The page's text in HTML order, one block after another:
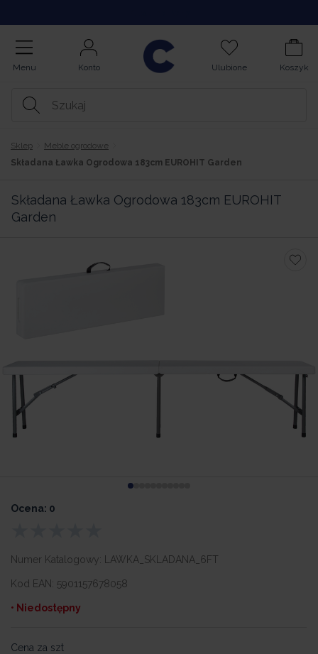
Menu Konto Ulubione Koszyk
Sklep
Meble ogrodowe
Składana Ławka Ogrodowa 183cm EUROHIT Garden
Składana Ławka Ogrodowa 183cm EUROHIT
Garden
Ocena: 0
Numer Katalogowy: LAWKA_SKLADANA_6FT
Kod EAN: 5901157678058
• Niedostępny
Cena za szt